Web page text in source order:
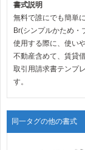
書式説明
無料で誰にでも簡単
Br(シンプルかため
使用する際に、使い
不動産含めて、賃貸
取引用請求書テンプ
す。
同一タグの他の書式